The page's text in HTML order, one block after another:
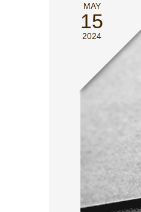
MAY
15
2024